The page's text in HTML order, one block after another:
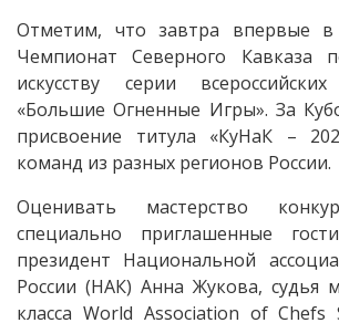
Отметим, что завтра впервые​ в
Чемпионат Северного Кавказа​
искусству серии
«Большие Огненные Игры».​ За
присвоение​ титула «КуНаК​ –
команд из разных регионов России.
Оценивать​ мастерство
специально приглашенные​
президент Национальной
России (НАК) Анна Жукова, судья
класса​ World Association of Chefs